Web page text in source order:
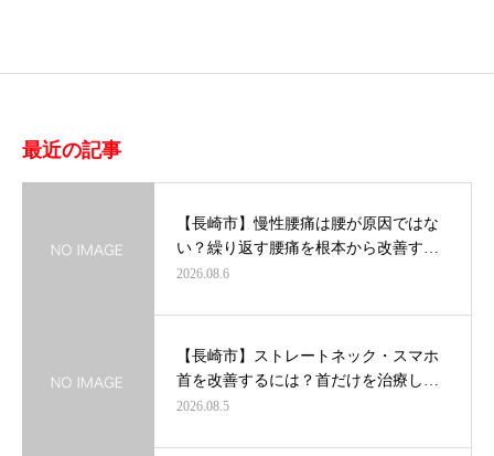
最近の記事
【長崎市】慢性腰痛は腰が原因ではな
い？繰り返す腰痛を根本から改善す…
2026.08.6
【長崎市】ストレートネック・スマホ
首を改善するには？首だけを治療し…
2026.08.5